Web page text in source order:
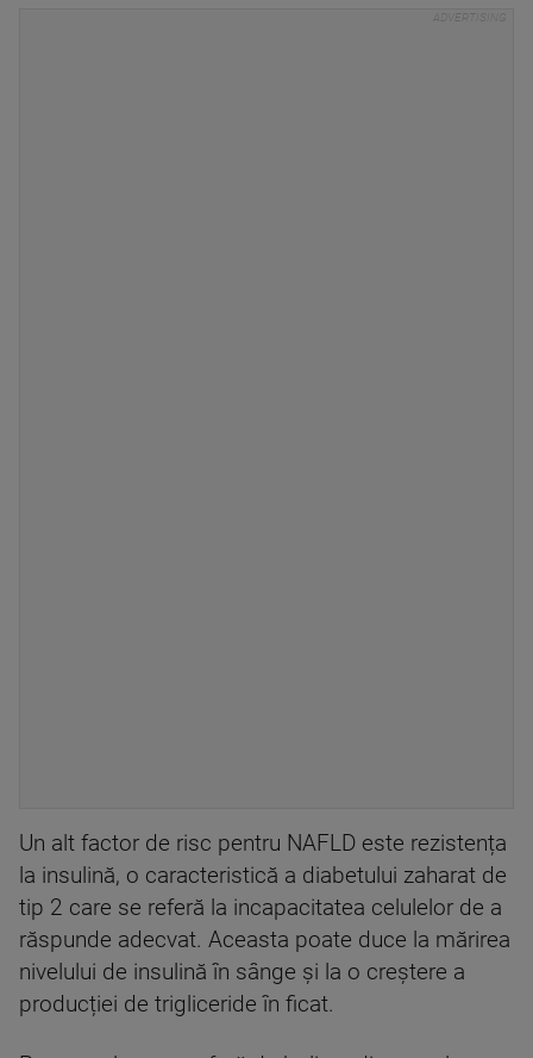
Un alt factor de risc pentru NAFLD este rezistența
la insulină, o caracteristică a diabetului zaharat de
tip 2 care se referă la incapacitatea celulelor de a
răspunde adecvat. Aceasta poate duce la mărirea
nivelului de insulină în sânge și la o creștere a
producției de trigliceride în ficat.